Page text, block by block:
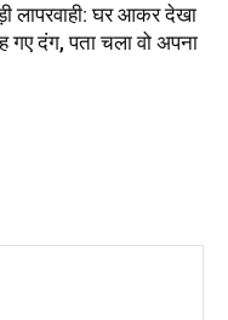
लापरवाही: घर आकर देखा
गए दंग, पता चला वो अपना